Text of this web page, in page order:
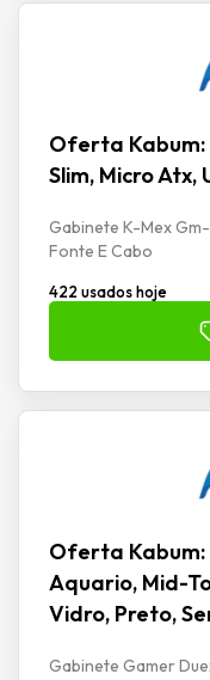
Oferta Kabum:
Slim, Micro Atx,
Gabinete K-Mex
Fonte E Cabo
422 usados hoje
Oferta Kabum:
Aquario, Mid-
Vidro, Preto,
Gabinete Gamer